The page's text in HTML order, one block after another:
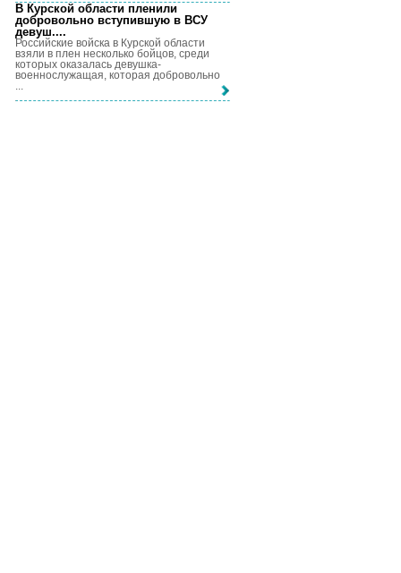
В Курской области пленили
добровольно вступившую в ВСУ
девуш....
Российские войска в Курской области
взяли в плен несколько бойцов, среди
которых оказалась девушка-
военнослужащая, которая добровольно
...